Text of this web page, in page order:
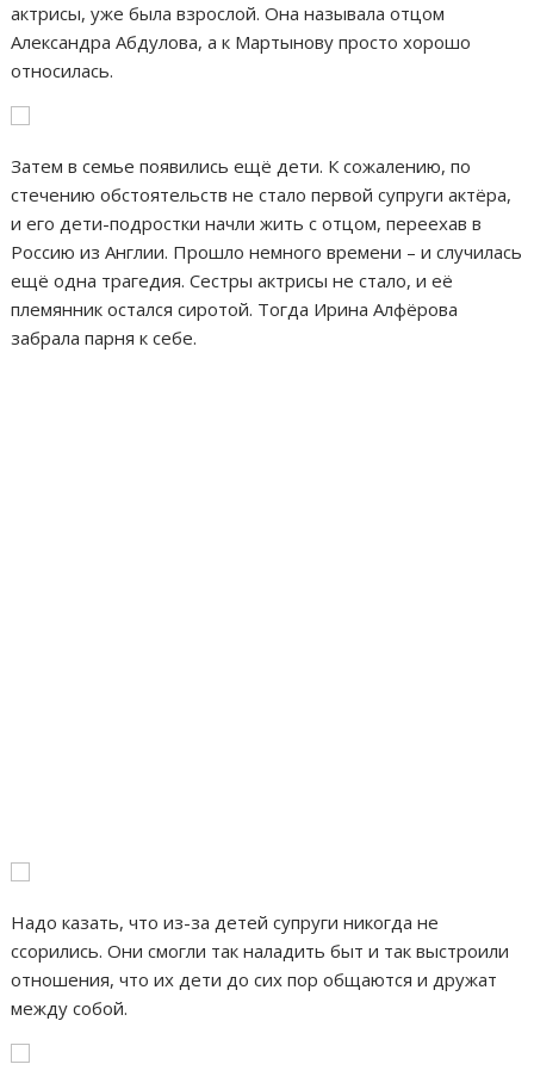
актрисы, уже была взрослой. Она называла отцом
Александра Абдулова, а к Мартынову просто хорошо
относилась.
Затем в семье появились ещё дети. К сожалению, по
стечению обстоятельств не стало первой супруги актёра,
и его дети-подростки начли жить с отцом, переехав в
Россию из Англии. Прошло немного времени – и случилась
ещё одна трагедия. Сестры актрисы не стало, и её
племянник остался сиротой. Тогда Ирина Алфёрова
забрала парня к себе.
Надо казать, что из-за детей супруги никогда не
ссорились. Они смогли так наладить быт и так выстроили
отношения, что их дети до сих пор общаются и дружат
между собой.